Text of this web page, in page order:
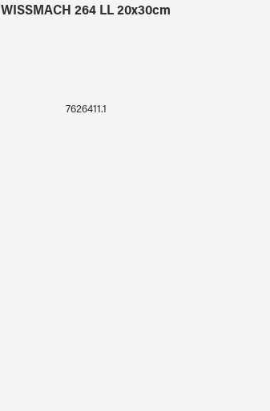
WISSMACH 264 LL 20x30cm
7626411.1